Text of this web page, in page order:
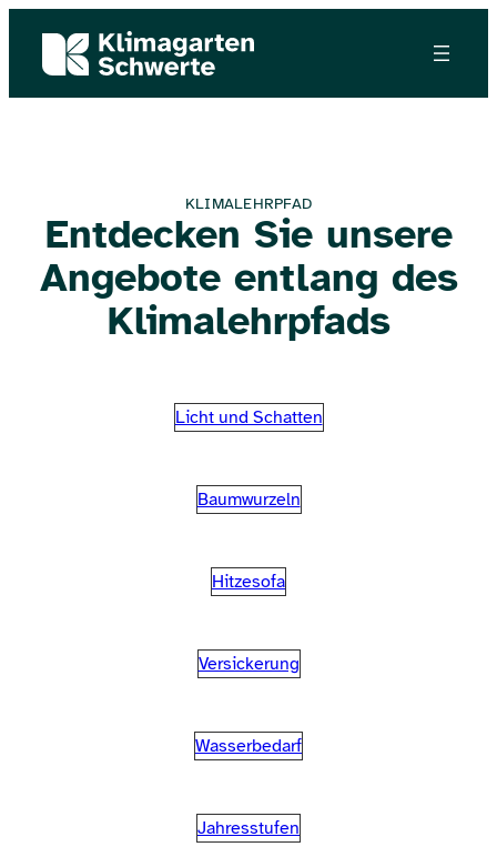
KLIMALEHRPFAD
Entdecken Sie unsere
Angebote entlang des
Klimalehrpfads
Licht und Schatten
Baumwurzeln
Hitzesofa
Versickerung
Wasserbedarf
Jahresstufen